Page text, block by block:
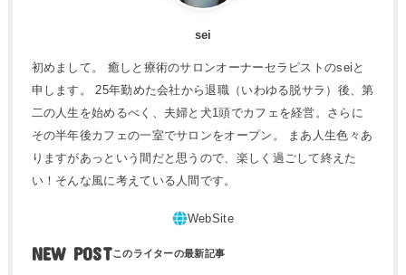
sei
初めまして。 癒しと療術のサロンオーナーセラピストのseiと
申します。 25年勤めた会社から退職（いわゆる脱サラ）後、第
二の人生を始めるべく、夫婦と犬1頭でカフェを経営。さらに
その半年後カフェの一室でサロンをオープン。 まあ人生色々あ
りますがあっという間だと思うので、楽しく過ごして終えた
い！そんな風に考えている人間です。
NEW POST